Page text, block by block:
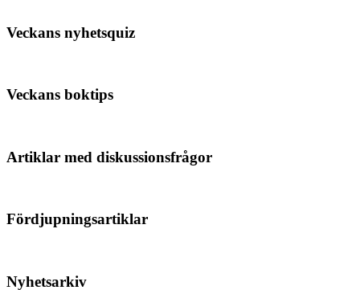
Veckans nyhetsquiz
Veckans boktips
Artiklar med diskussionsfrågor
Fördjupningsartiklar
Nyhetsarkiv